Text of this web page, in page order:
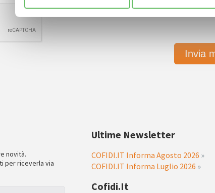
novità.
per riceverla via
Ultime Newsletter
COFIDI.IT Informa Agosto 2026 »
COFIDI.IT Informa Luglio 2026 »
Cofidi.it